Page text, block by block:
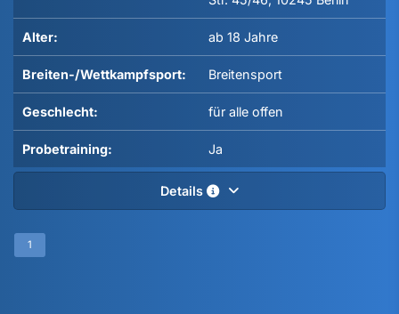
Alter: ab 18 Jahre
Breiten-/Wettkampfsport: Breitensport
Geschlecht: für alle offen
Probetraining: Ja
Details
1